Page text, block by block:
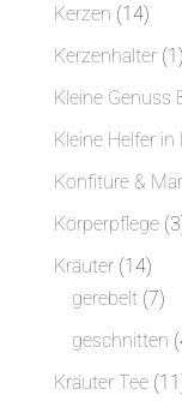
Kerzen 1414
Kerzenhalter 1 1
Kleine Genuss
Kleine Helfer in
Konfitüre &
Körperpflege 3
Kräuter 1414
gerebelt 77
geschnitten
Kräuter Tee 11